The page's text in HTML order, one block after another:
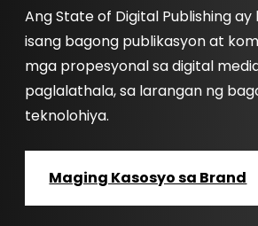
Ang State of Digital Publishing ay
isang bagong publikasyon at
mga propesyonal sa digital
paglalathala, sa larangan ng
teknolohiya.
Maging Kasosyo sa Brand